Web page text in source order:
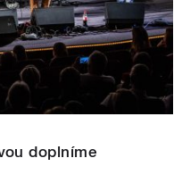
doplníme